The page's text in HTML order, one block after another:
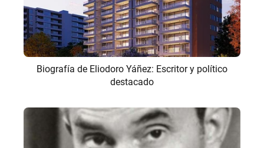
Biografía de Eliodoro Yáñez: Escritor y político
destacado